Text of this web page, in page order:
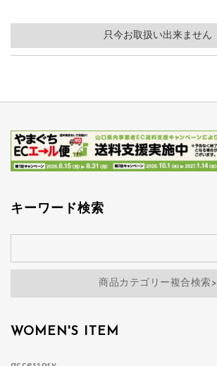
只今お取扱い出来ません
キーワード検索
商品カテゴリー複合検索>
WOMEN'S ITEM